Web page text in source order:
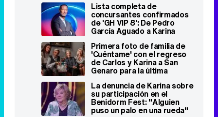
Lista completa de
concursantes confirmados
de 'GH VIP 8': De Pedro
García Aguado a Karina
Primera foto de familia de
'Cuéntame' con el regreso
de Carlos y Karina a San
Genaro para la última
temporada
La denuncia de Karina sobre
su participación en el
Benidorm Fest: "Alguien
puso un palo en una rueda"